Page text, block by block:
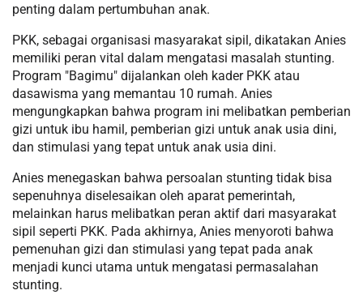
penting dalam pertumbuhan anak.
PKK, sebagai organisasi masyarakat sipil, dikatakan Anies
memiliki peran vital dalam mengatasi masalah stunting.
Program "Bagimu" dijalankan oleh kader PKK atau
dasawisma yang memantau 10 rumah. Anies
mengungkapkan bahwa program ini melibatkan pemberian
gizi untuk ibu hamil, pemberian gizi untuk anak usia dini,
dan stimulasi yang tepat untuk anak usia dini.
Anies menegaskan bahwa persoalan stunting tidak bisa
sepenuhnya diselesaikan oleh aparat pemerintah,
melainkan harus melibatkan peran aktif dari masyarakat
sipil seperti PKK. Pada akhirnya, Anies menyoroti bahwa
pemenuhan gizi dan stimulasi yang tepat pada anak
menjadi kunci utama untuk mengatasi permasalahan
stunting.